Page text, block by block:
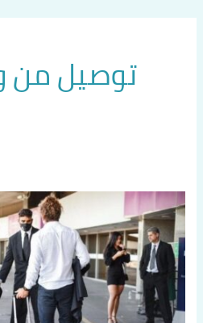
توصيل من
تاكسي
مطار
الكويت
اتصل
بنا
60036648